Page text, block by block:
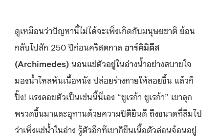
ดูเหมือนว่าปัญหานี้ไม่ได้จะเพิ่งเกิดกับมนุษยชาติ ย้อน
กลับไปสัก 250 ปีก่อนคริสตกาล อาร์คิมิดีส
(Archimedes) นอนแช่ตัวอยู่ในอ่างน้ำอย่างสบายใจ
มองน้ำไหลพ้นเนื้อหนัง ปล่อยร่างกายให้ลอยขึ้น แล้วก็
ปิ๊ง! แรงลอยตัวเป็นเช่นนี้นี่เอง “ยูเรก้า ยูเรก้า” เขาลุก
พรวดขึ้นมาและอุทานด้วยความปิติยินดี ถึงขนาดที่ลืมไป
ว่าเพิ่งแช่น้ำในอ่าง รู้ตัวอีกทีเขาก็ยืนเนื้อตัวล่อนจ้อนอยู่